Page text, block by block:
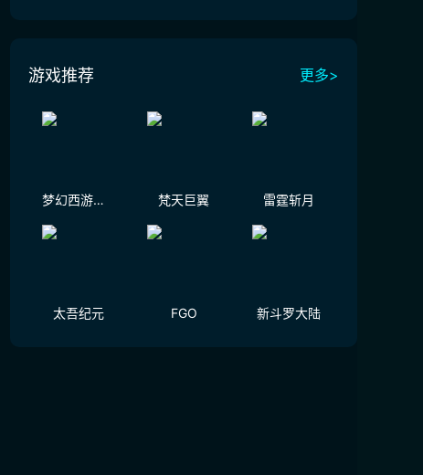
游戏推荐 更多>
梦幻西游（大陆服） 梵天巨翼 雷霆斩月
太吾纪元 FGO 新斗罗大陆